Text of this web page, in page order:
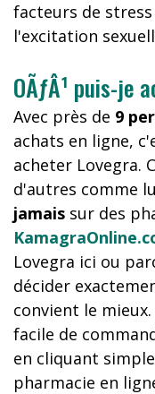
facteurs de
l'excitation
OÃƒÂ¹ puis-je
Avec près de 9
achats en ligne,
acheter Lovegra.
d'autres comme
jamais sur des
Lovegra ici ou
décider
convient le
facile de
en cliquant
pharmacie en